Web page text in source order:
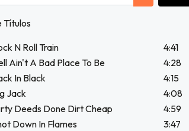
Títulos
N Roll Train
4:41
Ain't A Bad Place To Be
4:28
In Black
4:15
Jack
4:08
Deeds Done Dirt Cheap
4:59
Down In Flames
3:47